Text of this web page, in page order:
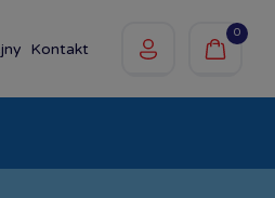
Kontakt
0